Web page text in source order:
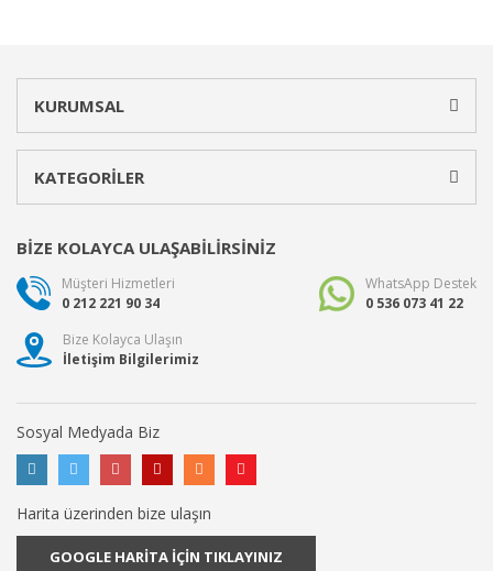
KURUMSAL
KATEGORİLER
BİZE KOLAYCA ULAŞABİLİRSİNİZ
Müşteri Hizmetleri
0 212 221 90 34
WhatsApp Destek
0 536 073 41 22
Bize Kolayca Ulaşın
İletişim Bilgilerimiz
Sosyal Medyada Biz
Harita üzerinden bize ulaşın
GOOGLE HARİTA İÇİN TIKLAYINIZ